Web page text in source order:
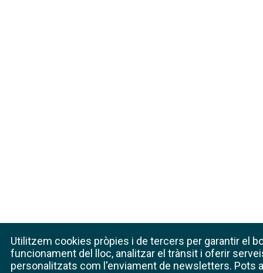
Utilitzem cookies pròpies i de tercers per garantir el
funcionament del lloc, analitzar el trànsit i oferir
personalitzats com l'enviament de newsletters. Pots